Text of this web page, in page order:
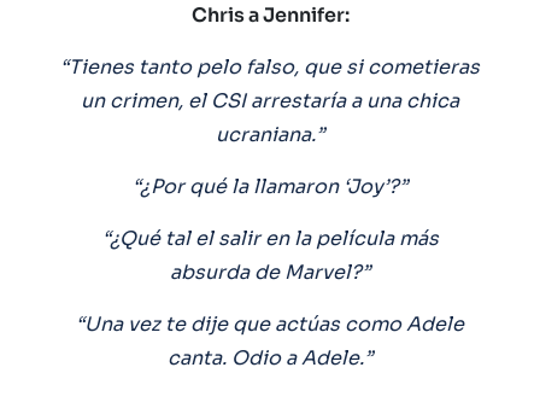
Chris a Jennifer:
“Tienes tanto pelo falso, que si cometieras
un crimen, el CSI arrestaría a una chica
ucraniana.”
“¿Por qué la llamaron ‘Joy’?”
“¿Qué tal el salir en la película más
absurda de Marvel?”
“Una vez te dije que actúas como Adele
canta. Odio a Adele.”